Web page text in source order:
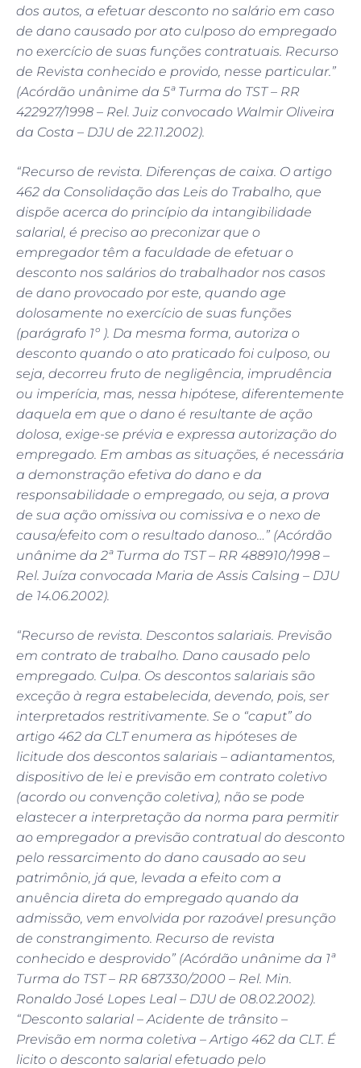
dos autos, a efetuar desconto no salário em caso
de dano causado por ato culposo do empregado
no exercício de suas funções contratuais. Recurso
de Revista conhecido e provido, nesse particular.”
(Acórdão unânime da 5ª Turma do TST – RR
422927/1998 – Rel. Juiz convocado Walmir Oliveira
da Costa – DJU de 22.11.2002).
“Recurso de revista. Diferenças de caixa. O artigo
462 da Consolidação das Leis do Trabalho, que
dispõe acerca do princípio da intangibilidade
salarial, é preciso ao preconizar que o
empregador têm a faculdade de efetuar o
desconto nos salários do trabalhador nos casos
de dano provocado por este, quando age
dolosamente no exercício de suas funções
(parágrafo 1º ). Da mesma forma, autoriza o
desconto quando o ato praticado foi culposo, ou
seja, decorreu fruto de negligência, imprudência
ou imperícia, mas, nessa hipótese, diferentemente
daquela em que o dano é resultante de ação
dolosa, exige-se prévia e expressa autorização do
empregado. Em ambas as situações, é necessária
a demonstração efetiva do dano e da
responsabilidade o empregado, ou seja, a prova
de sua ação omissiva ou comissiva e o nexo de
causa/efeito com o resultado danoso…” (Acórdão
unânime da 2ª Turma do TST – RR 488910/1998 –
Rel. Juíza convocada Maria de Assis Calsing – DJU
de 14.06.2002).
“Recurso de revista. Descontos salariais. Previsão
em contrato de trabalho. Dano causado pelo
empregado. Culpa. Os descontos salariais são
exceção à regra estabelecida, devendo, pois, ser
interpretados restritivamente. Se o “caput” do
artigo 462 da CLT enumera as hipóteses de
licitude dos descontos salariais – adiantamentos,
dispositivo de lei e previsão em contrato coletivo
(acordo ou convenção coletiva), não se pode
elastecer a interpretação da norma para permitir
ao empregador a previsão contratual do desconto
pelo ressarcimento do dano causado ao seu
patrimônio, já que, levada a efeito com a
anuência direta do empregado quando da
admissão, vem envolvida por razoável presunção
de constrangimento. Recurso de revista
conhecido e desprovido” (Acórdão unânime da 1ª
Turma do TST – RR 687330/2000 – Rel. Min.
Ronaldo José Lopes Leal – DJU de 08.02.2002).
“Desconto salarial – Acidente de trânsito –
Previsão em norma coletiva – Artigo 462 da CLT. É
licito o desconto salarial efetuado pelo